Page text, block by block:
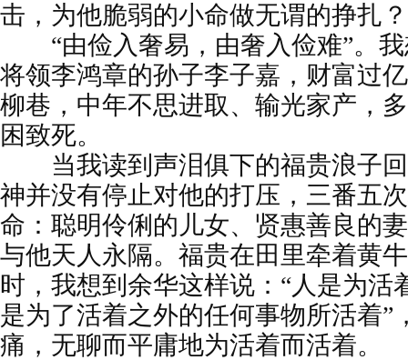
击，为他脆弱的小命做无谓的挣扎？
“由俭入奢易，由奢入俭难”。我
将领李鸿章的孙子李子嘉，财富过
柳巷，中年不思进取、输光家产，
困致死。
当我读到声泪俱下的福贵浪子回
神并没有停止对他的打压，三番五
命：聪明伶俐的儿女、贤惠善良的
与他天人永隔。福贵在田里牵着黄
时，我想到余华这样说：“人是为活
是为了活着之外的任何事物所活着”
痛，无聊而平庸地为活着而活着。